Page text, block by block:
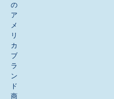
の
ア
メ
リ
カ
ブ
ラ
ン
ド
商